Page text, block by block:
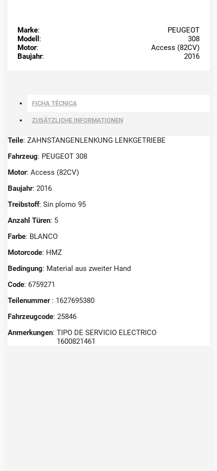
Marke:
PEUGEOT
Modell :
308
Motor:
Access (82CV)
Baujahr: 2016
FICHA TÉCNICA
ZUSÄTZLICHE INFORMATIONEN
Teile: ZAHNSTANGENLENKUNG LENKGETRIEBE
Fahrzeug: PEUGEOT 308
Motor: Access (82CV)
Baujahr: 2016
Treibstoff: Sin plomo 95
Anzahl Türen: 5
Farbe: BLANCO
Motorcode: HMZ
Bedingung: Material aus zweiter Hand
Code: 6759271
Teilenummer : 1627695380
Fahrzeugcode: 25846
Anmerkungen: TIPO DE SERVICIO ELECTRICO
1600821461